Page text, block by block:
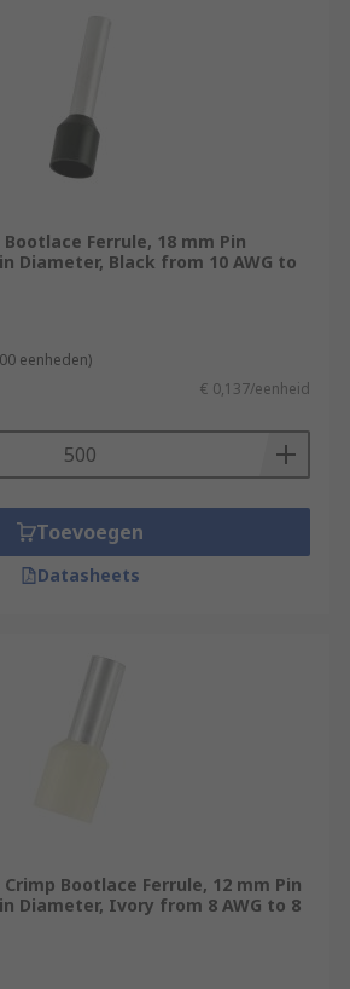
Bootlace Ferrule, 18 mm Pin
Diameter, Black from 10 AWG to
eenheden)
€ 0,137/eenheid
Toevoegen
Datasheets
Crimp Bootlace Ferrule, 12 mm Pin
Diameter, Ivory from 8 AWG to 8